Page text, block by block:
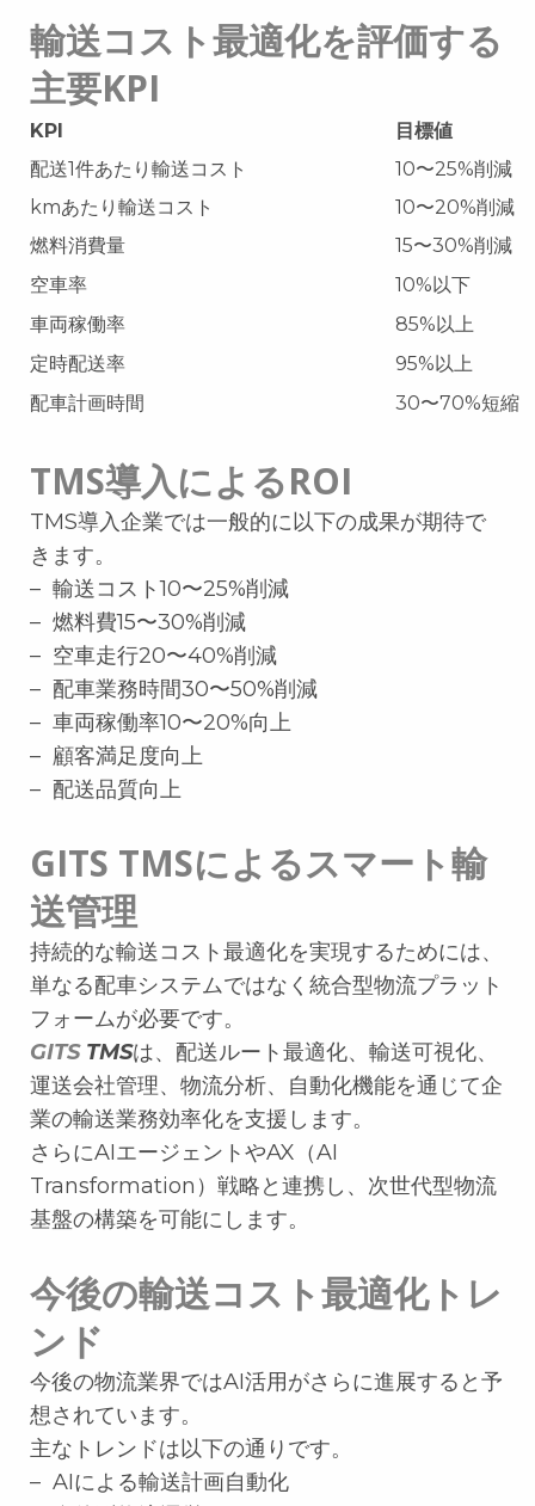
輸送コスト最適化を評価する
主要KPI
KPI
目標値
配送1件あたり輸送コスト
10〜25%削減
kmあたり輸送コスト
10〜20%削減
燃料消費量
15〜30%削減
空車率
10%以下
車両稼働率
85%以上
定時配送率
95%以上
配車計画時間
30〜70%短縮
TMS導入によるROI
TMS導入企業では一般的に以下の成果が期待で
きます。
– 輸送コスト10〜25%削減
– 燃料費15〜30%削減
– 空車走行20〜40%削減
– 配車業務時間30〜50%削減
– 車両稼働率10〜20%向上
– 顧客満足度向上
– 配送品質向上
GITS TMSによるスマート輸
送管理
持続的な輸送コスト最適化を実現するためには、
単なる配車システムではなく統合型物流プラット
フォームが必要です。
GITSTMSは、配送ルート最適化、輸送可視化、
運送会社管理、物流分析、自動化機能を通じて企
業の輸送業務効率化を支援します。
さらにAIエージェントやAX（AI
Transformation）戦略と連携し、次世代型物流
基盤の構築を可能にします。
今後の輸送コスト最適化トレ
ンド
今後の物流業界ではAI活用がさらに進展すると予
想されています。
主なトレンドは以下の通りです。
– AIによる輸送計画自動化